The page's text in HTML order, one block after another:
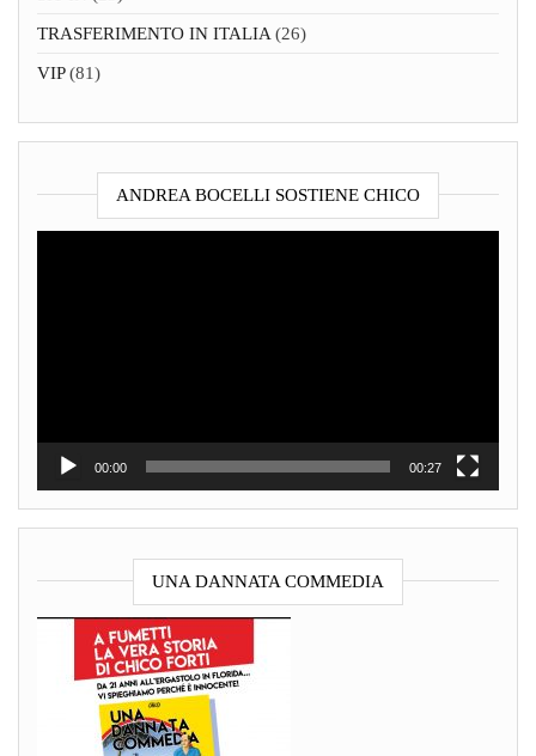
TRASFERIMENTO IN ITALIA (26)
VIP(81)
ANDREA BOCELLI SOSTIENE CHICO
00:00 00:27
UNA DANNATA COMMEDIA